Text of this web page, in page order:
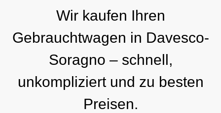
Wir kaufen Ihren
Gebrauchtwagen in Davesco-
Soragno – schnell,
unkompliziert und zu besten
Preisen.